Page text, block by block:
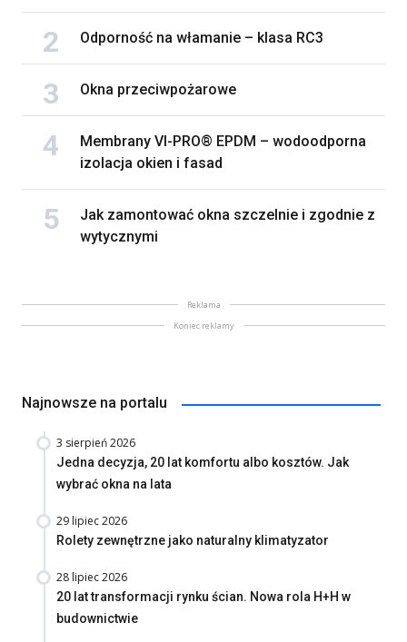
Odporność na włamanie – klasa RC3
Okna przeciwpożarowe
Membrany VI-PRO® EPDM – wodoodporna
izolacja okien i fasad
Jak zamontować okna szczelnie i zgodnie z
wytycznymi
Reklama
Koniec reklamy
Najnowsze na portalu
3 sierpień 2026
Jedna decyzja, 20 lat komfortu albo kosztów. Jak
wybrać okna na lata
29 lipiec 2026
Rolety zewnętrzne jako naturalny klimatyzator
28 lipiec 2026
20 lat transformacji rynku ścian. Nowa rola H+H w
budownictwie